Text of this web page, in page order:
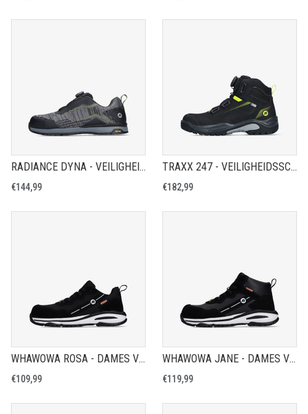
RADIANCE DYNA - VEILIGHEIDSSCHOEN S1PS
€144,99
TRAXX 247 - VEILIGHEIDSSCHOEN S7S
€182,99
WHAWOWA ROSA - DAMES VEILIGHEIDSSCHOEN S1PS
€109,99
WHAWOWA JANE - DAMES VEILIGHEIDSSCHOEN S3S
€119,99